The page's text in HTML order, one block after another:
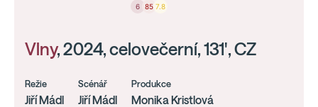
6 85 7.8
Vlny, 2024, celovečerní, 131', CZ
Režie
Jiří Mádl
Scénář
Jiří Mádl
Produkce
Monika Kristlová